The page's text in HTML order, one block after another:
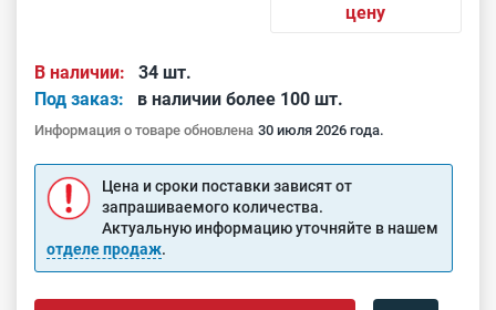
цену
В наличии:
34 шт.
Под заказ:
в наличии более 100 шт.
Информация о товаре обновлена 30 июля 2026 года.
Цена и сроки поставки зависят от
запрашиваемого количества.
Актуальную информацию уточняйте в нашем
отделе продаж.